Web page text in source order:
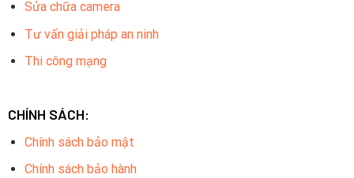
Sửa chữa camera
Tư vấn giải pháp an ninh
Thi công mạng
CHÍNH SÁCH:
Chính sách bảo mật
Chính sách bảo hành